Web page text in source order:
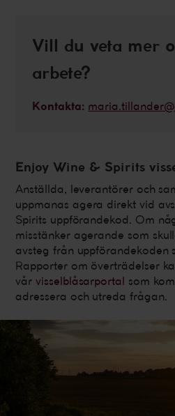
Vill du veta mer
arbete?
Kontakta:
Enjoy Wine & Spirits
Anställda, leverantörer och
uppmanas agera direkt vid
Spirits uppförandekod. Om
misstänker agerande som
avsteg från uppförandekoden
Rapporter om överträdelser
vårvisselblåsarportal som
adressera och utreda frågan.